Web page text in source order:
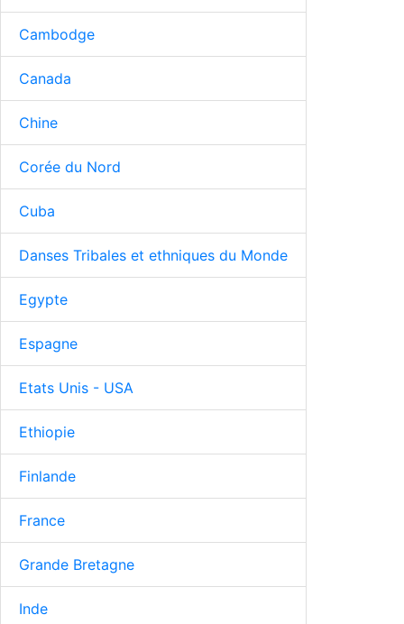
Cambodge
Canada
Chine
Corée du Nord
Cuba
Danses Tribales et ethniques du Monde
Egypte
Espagne
Etats Unis - USA
Ethiopie
Finlande
France
Grande Bretagne
Inde